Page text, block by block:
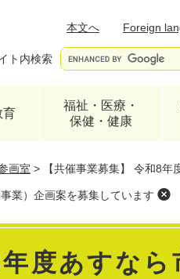
本文へ
Foreign
ト内検索
育
福祉・医療・
保健・健康
画室 > 【共催事業募集】 令和8
業）企画案を募集しています
度あすなら